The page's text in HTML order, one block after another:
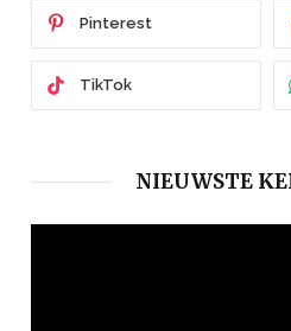
Pinterest
TikTok
NIEUWSTE